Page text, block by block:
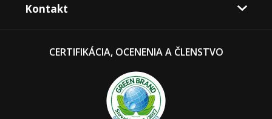
Kontakt
CERTIFIKÁCIA, OCENENIA A ČLENSTVO